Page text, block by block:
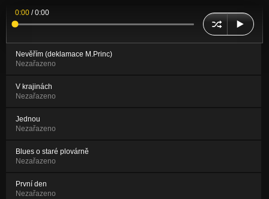
0:00 /0:00
Nevěřím (deklamace M.Princ)
Nezařazeno
V krajinách
Nezařazeno
Jednou
Nezařazeno
Blues o staré plovárně
Nezařazeno
První den
Nezařazeno